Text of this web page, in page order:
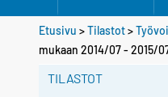
Etusivu >Tilastot>
mukaan 2014/07 - 2015/
TILASTOT